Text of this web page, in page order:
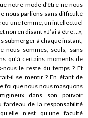
notre mode d’être ne nous
nous parlions sans difficulté
une femme, un intellectuel
non en disant « J’ai à être …»,
submerger à chaque instant,
nous sommes, seuls, sans
qu’à certains moments de
le reste du temps ? Et
il se mentir ? En étant de
foi que nous nous masquons
dans son pouvoir
fardeau de la responsabilité
n’est qu’une faculté